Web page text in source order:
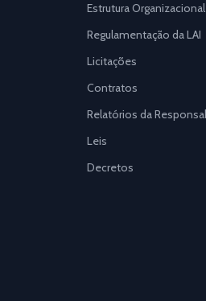
Estrutura Organizacional
Regulamentação da LAI
Licitações
Contratos
Relatórios da
Leis
Decretos